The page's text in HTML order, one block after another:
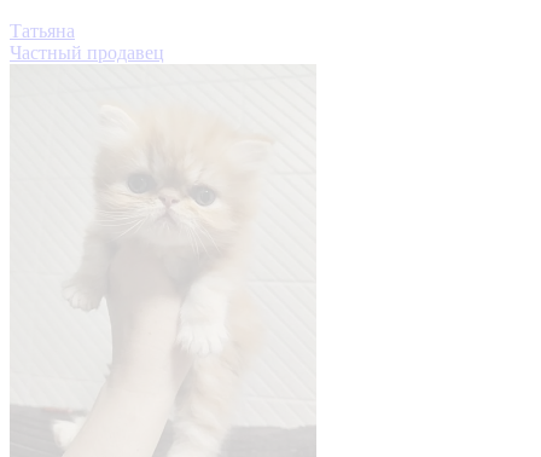
Татьяна
Частный продавец